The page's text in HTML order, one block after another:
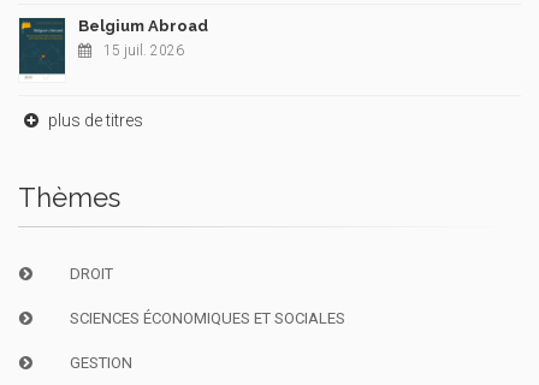
Belgium Abroad
15 juil. 2026
plus de titres
Thèmes
DROIT
SCIENCES ÉCONOMIQUES ET SOCIALES
GESTION